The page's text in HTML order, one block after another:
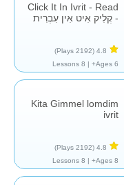
Click It In Ivrit - Read
- קְלִיק אִיט אִין עִבְרִית
4.8
(2192 Plays)
Ages 6+ |
8 Lessons
Kita Gimmel lomdim
ivrit
4.8
(2192 Plays)
Ages 8+ |
8 Lessons